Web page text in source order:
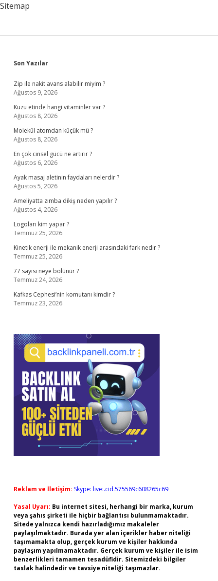
Sitemap
Sidebar
Son Yazılar
Zip ile nakit avans alabilir miyim ?
Ağustos 9, 2026
Kuzu etinde hangi vitaminler var ?
Ağustos 8, 2026
Molekül atomdan küçük mü ?
Ağustos 8, 2026
En çok cinsel gücü ne artırır ?
Ağustos 6, 2026
Ayak masaj aletinin faydaları nelerdir ?
Ağustos 5, 2026
Ameliyatta zımba dikiş neden yapılır ?
Ağustos 4, 2026
Logoları kim yapar ?
Temmuz 25, 2026
Kinetik enerji ile mekanik enerji arasındaki fark nedir ?
Temmuz 25, 2026
77 sayısı neye bölünür ?
Temmuz 24, 2026
Kafkas Cephesi’nin komutanı kimdir ?
Temmuz 23, 2026
Reklam ve İletişim: Skype: live:.cid.575569c608265c69
Yasal Uyarı: Bu internet sitesi, herhangi bir marka, kurum
veya şahıs şirketi ile hiçbir bağlantısı bulunmamaktadır.
Sitede yalnızca kendi hazırladığımız makaleler
paylaşılmaktadır. Burada yer alan içerikler haber niteliği
taşımamakta olup, gerçek kurum ve kişiler hakkında
paylaşım yapılmamaktadır. Gerçek kurum ve kişiler ile isim
benzerlikleri tamamen tesadüfidir. Sitemizdeki bilgiler
taslak halindedir ve tavsiye niteliği taşımazlar.